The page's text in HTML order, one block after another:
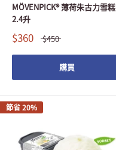
MÖVENPICK® 薄荷朱古力雪糕
2.4升
$360 $450
購買
節省 20%